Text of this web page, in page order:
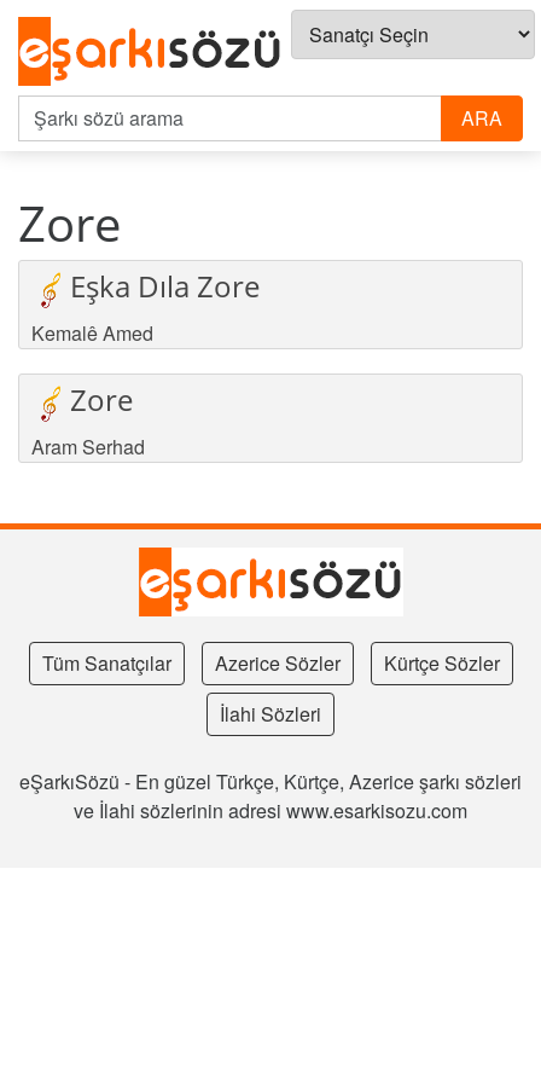
Zore
Eşka Dıla Zore
Kemalê Amed
Zore
Aram Serhad
Tüm Sanatçılar Azerice Sözler
Kürtçe Sözler
İlahi Sözleri
eŞarkıSözü - En güzel Türkçe, Kürtçe, Azerice şarkı sözleri
ve İlahi sözlerinin adresi www.esarkisozu.com